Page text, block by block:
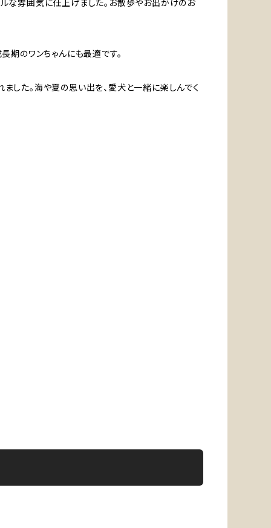
な雰囲気に仕上げました。お散歩やお出かけのお
期のワンちゃんにも最適です。
した。海や夏の思い出を、愛犬と一緒に楽しんでく